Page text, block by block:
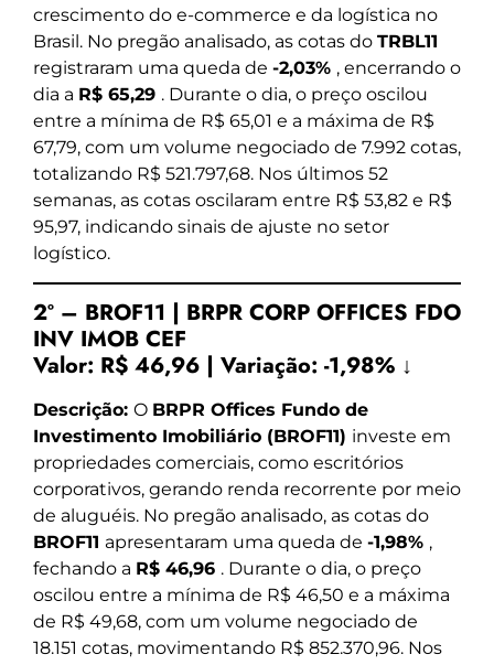
crescimento do e-commerce e da logística no
Brasil. No pregão analisado, as cotas do TRBL11
registraram uma queda de -2,03% , encerrando o
dia a R$ 65,29 . Durante o dia, o preço oscilou
entre a mínima de R$ 65,01 e a máxima de R$
67,79, com um volume negociado de 7.992 cotas,
totalizando R$ 521.797,68. Nos últimos 52
semanas, as cotas oscilaram entre R$ 53,82 e R$
95,97, indicando sinais de ajuste no setor
logístico.
2º – BROF11 | BRPR CORP OFFICES FDO
INV IMOB CEF
Valor: R$ 46,96 | Variação: -1,98% ↓
Descrição: O BRPR Offices Fundo de
Investimento Imobiliário (BROF11) investe em
propriedades comerciais, como escritórios
corporativos, gerando renda recorrente por meio
de aluguéis. No pregão analisado, as cotas do
BROF11 apresentaram uma queda de -1,98% ,
fechando a R$ 46,96 . Durante o dia, o preço
oscilou entre a mínima de R$ 46,50 e a máxima
de R$ 49,68, com um volume negociado de
18.151 cotas, movimentando R$ 852.370,96. Nos